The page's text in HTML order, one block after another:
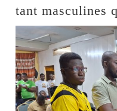
tant masculines